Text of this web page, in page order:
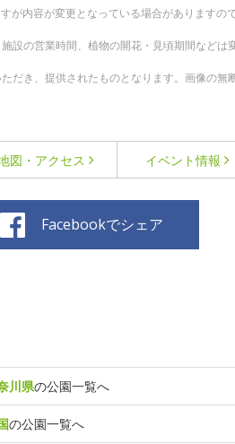
が内容が変更となっている場合がありますの
設の営業時間、植物の開花・見頃期間などは
だき、提供されたものとなります。画像の無
図・アクセス イベント情報
Facebookでシェア
川県の公園一覧へ
の公園一覧へ